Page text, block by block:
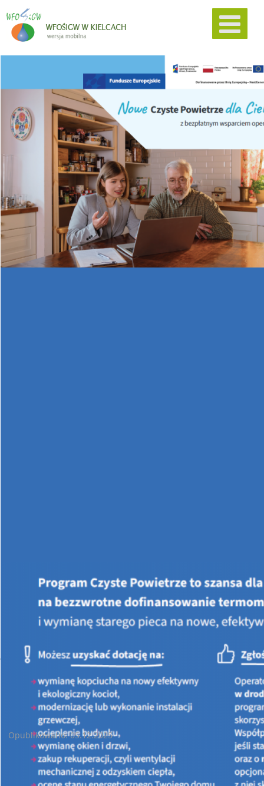
Jesteś tutaj:STRONA GŁÓWNA
AKTUALNOŚCI
Czyste Powietrze sprzed reformy: przedłużenia realizacji
przedsięwzięć będą rozpatrywane indywidualnie
Czyste Powietrze sprzed reformy: przedłużenia realizacji
przedsięwzięć będą rozpatrywane indywidualnie
Opublikowano: 05.12.2025
Czyste Powietrze sprzed reformy: przedłużenia realizacji
przedsięwzięć będą rozpatrywane indywidualnie